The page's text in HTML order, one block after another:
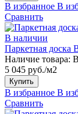
В избранное В
Сравнить
В наличии
Паркетная доска
Наличие товара:
5 045 руб./м2
Купить
В избранное В
Сравнить